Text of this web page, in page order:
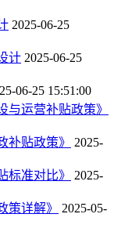
2025-06-25
计 2025-06-25
06-25 15:51:00
与运营补贴政策》
补贴政策》
2025-
标准对比》
2025-
策详解》
2025-05-